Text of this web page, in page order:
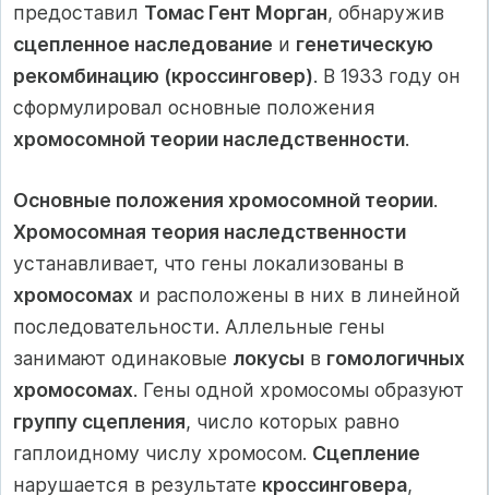
предоставил Томас Гент Морган, обнаружив
сцепленное наследование и генетическую
рекомбинацию (кроссинговер). В 1933 году он
сформулировал основные положения
хромосомной теории наследственности.
Основные положения хромосомной теории.
Хромосомная теория наследственности
устанавливает, что гены локализованы в
хромосомах и расположены в них в линейной
последовательности. Аллельные гены
занимают одинаковые локусы в гомологичных
хромосомах. Гены одной хромосомы образуют
группу сцепления, число которых равно
гаплоидному числу хромосом. Сцепление
нарушается в результате кроссинговера,